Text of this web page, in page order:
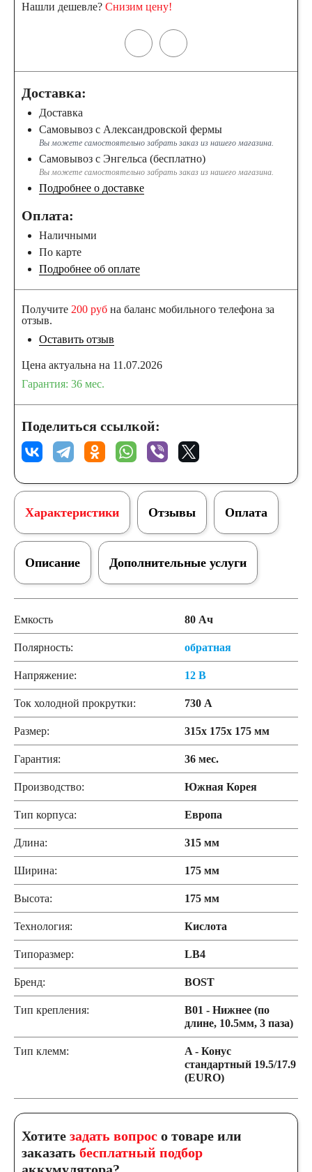
Нашли дешевле? Снизим цену!
Доставка:
Доставка
Самовывоз с Александровской фермы
Вы можете самостоятельно забрать заказ из нашего магазина.
Самовывоз с Энгельса (бесплатно)
Вы можете самостоятельно забрать заказ из нашего магазина.
Подробнее о доставке
Оплата:
Наличными
По карте
Подробнее об оплате
Получите 200 руб на баланс мобильного телефона за
отзыв.
Оставить отзыв
Цена актуальна на 11.07.2026
Гарантия: 36 мес.
Поделиться ссылкой:
Характеристики
Дополнительные услуги
Отзывы Оплата
Описание
Емкость 80 Ач
Полярность: обратная
Напряжение: 12 В
Ток холодной прокрутки: 730 А
Размер: 315x 175x 175 мм
Гарантия: 36 мес.
Производство: Южная Корея
Тип корпуса: Европа
Длина: 315 мм
Ширина: 175 мм
Высота: 175 мм
Технология: Кислота
Типоразмер: LB4
Бренд: BOST
Тип крепления:
B01 - Нижнее (по
длине, 10.5мм, 3 паза)
Тип клемм:
A - Конус
стандартный 19.5/17.9
(EURO)
Хотите задать вопрос о товаре или
заказать бесплатный подбор